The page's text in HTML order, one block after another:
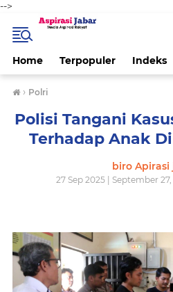
-->
Home Terpopuler Indeks
› Polri
Polisi Tangani
Terhadap Anak
biro Apirasi
27 Sep 2025 | September 27,